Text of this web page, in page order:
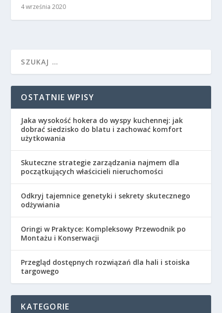
4 września 2020
OSTATNIE WPISY
Jaka wysokość hokera do wyspy kuchennej: jak
dobrać siedzisko do blatu i zachować komfort
użytkowania
Skuteczne strategie zarządzania najmem dla
początkujących właścicieli nieruchomości
Odkryj tajemnice genetyki i sekrety skutecznego
odżywiania
Oringi w Praktyce: Kompleksowy Przewodnik po
Montażu i Konserwacji
Przegląd dostępnych rozwiązań dla hali i stoiska
targowego
KATEGORIE